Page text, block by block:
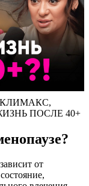
ПОСЛЕ 40+
от